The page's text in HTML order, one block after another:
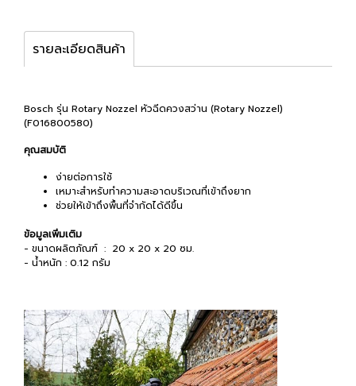
รายละเอียดสินค้า
Bosch รุ่น Rotary Nozzel หัวฉีดควงสว่าน (Rotary Nozzel)
(F016800580)
คุณสมบัติ
ง่ายต่อการใช้
เหมาะสำหรับทำความสะอาดบริเวณที่เข้าถึงยาก
ช่วยให้เข้าถึงพื้นที่จำกัดได้ดีขึ้น
ข้อมูลเพิ่มเติม
- ขนาดผลิตภัณฑ์ ‏ : ‎ 20 x 20 x 20 ซม.
- น้ำหนัก : 0.12 กรัม